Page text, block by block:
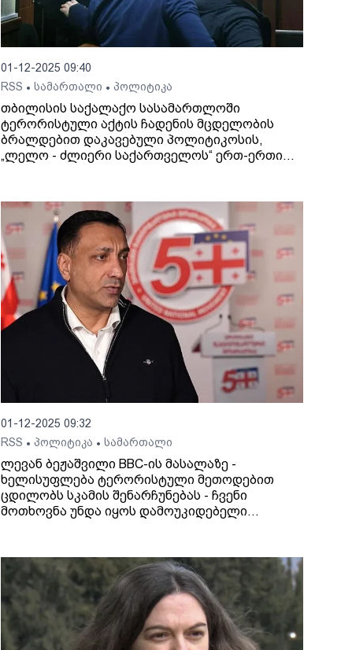
01-12-2025 09:40
RSS • სამართალი • პოლიტიკა
თბილისის საქალაქო სასამართლოში
ტერორისტული აქტის ჩადენის მცდელობის
ბრალდებით დაკავებული პოლიტიკოსის,
„ლელო - ძლიერი საქართველოს“ ერთ-ერთი
01-12-2025 09:32
RSS • პოლიტიკა • სამართალი
ლევან ბეჟაშვილი BBC-ის მასალაზე -
ხელისუფლება ტერორისტული მეთოდებით
ცდილობს სკამის შენარჩუნებას - ჩვენი
მოთხოვნა უნდა იყოს დამოუკიდებელი